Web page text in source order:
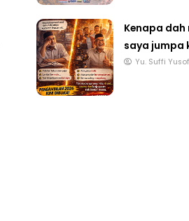
Kenapa dah
saya jumpa
Yu. Suffi Yusof